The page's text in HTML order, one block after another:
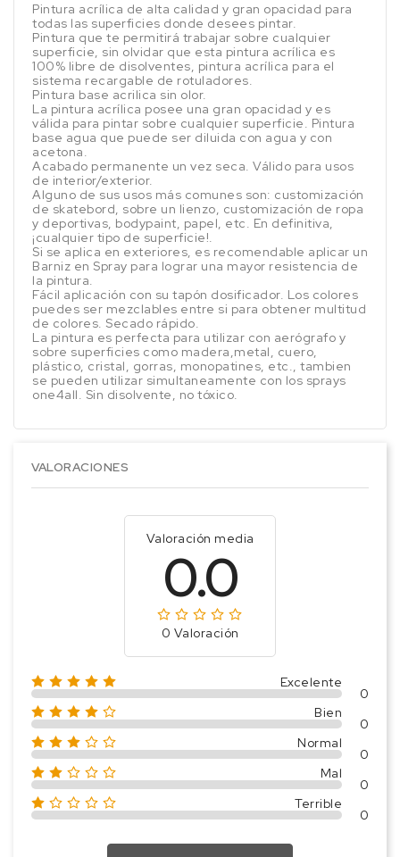
Pintura acrílica de alta calidad y gran opacidad para
todas las superficies donde desees pintar.
Pintura que te permitirá trabajar sobre cualquier
superficie, sin olvidar que esta pintura acrílica es
100% libre de disolventes, pintura acrílica para el
sistema recargable de rotuladores.
Pintura base acrilica sin olor.
La pintura acrílica posee una gran opacidad y es
válida para pintar sobre cualquier superficie. Pintura
base agua que puede ser diluida con agua y con
acetona.
Acabado permanente un vez seca. Válido para usos
de interior/exterior.
Alguno de sus usos más comunes son: customización
de skatebord, sobre un lienzo, customización de ropa
y deportivas, bodypaint, papel, etc. En definitiva,
¡cualquier tipo de superficie!.
Si se aplica en exteriores, es recomendable aplicar un
Barniz en Spray para lograr una mayor resistencia de
la pintura.
Fácil aplicación con su tapón dosificador. Los colores
puedes ser mezclables entre si para obtener multitud
de colores. Secado rápido.
La pintura es perfecta para utilizar con aerógrafo y
sobre superficies como madera,metal, cuero,
plástico, cristal, gorras, monopatines, etc., tambien
se pueden utilizar simultaneamente con los sprays
one4all. Sin disolvente, no tóxico.
VALORACIONES
Valoración media
0.0
0 Valoración
Excelente
0
Bien
0
Normal
0
Mal
0
Terrible
0